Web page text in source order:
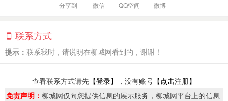
分享到 微信 QQ空间 微博
联系方式
提示： 联系我时，请说明在柳城网看到的，谢谢！
查看联系方式请先 【登录】 ，没有账号 【点击注册】
免责声明： 柳城网仅向您提供信息的展示服务，柳城网平台上的信息